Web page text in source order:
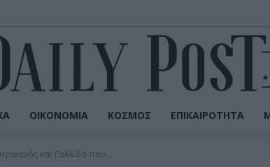
ΟΙΚΟΝΟΜΊΑ ΚΌΣΜΟΣ ΕΠΙΚΑΙΡΌΤΗΤΑ
και Γαλλίδα που...